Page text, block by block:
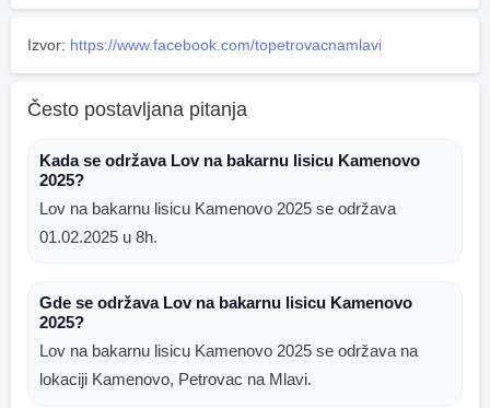
Izvor: https://www.facebook.com/topetrovacnamlavi
Često postavljana pitanja
Kada se održava Lov na bakarnu lisicu Kamenovo
2025?
Lov na bakarnu lisicu Kamenovo 2025 se održava
01.02.2025 u 8h.
Gde se održava Lov na bakarnu lisicu Kamenovo
2025?
Lov na bakarnu lisicu Kamenovo 2025 se održava na
lokaciji Kamenovo, Petrovac na Mlavi.